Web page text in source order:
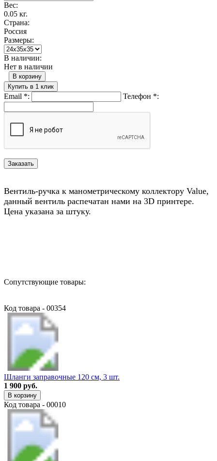
Вес:
0.05 кг.
Страна:
Россия
Размеры:
В наличии:
Нет в наличии
В корзину
Купить в 1 клик
Email *: Телефон *:
Вентиль-ручка к манометрическому коллектору Value,
данный вентиль распечатан нами на 3D принтере.
Цена указана за штуку.
Сопутствующие товары:
Код товара - 00354
Шланги заправочные 120 см, 3 шт.
1 900 руб.
В корзину
Код товара - 00010